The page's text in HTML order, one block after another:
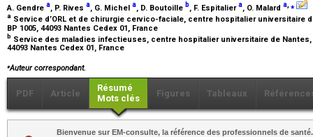
A. Gendre a, P. Rives a, G. Michel a, D. Boutoille b, F. Espitaliera, O. Malard a,⁎
a Service d’ORL et de chirurgie cervico-faciale, centre hospitalier universitaire
BP 1005, 44093 Nantes Cedex 01, France
b Service des maladies infectieuses, centre hospitalier universitaire de Nantes,
44093 Nantes Cedex 01, France
⁎Auteur correspondant.
PDF Article
Résumé
Mots clés
Figures Tableaux
Bienvenue sur EM-consulte, la référence des professionnels de santé.